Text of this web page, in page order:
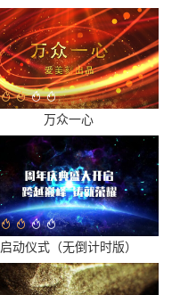
万众一心
启动仪式（无倒计时版）